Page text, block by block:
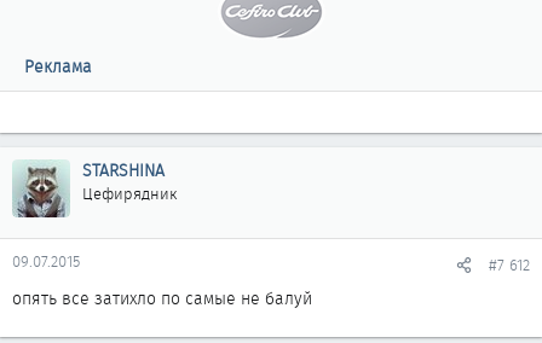
Реклама
STARSHINA
Цефирядник
09.07.2015 #7 612
опять все затихло по самые не балуй